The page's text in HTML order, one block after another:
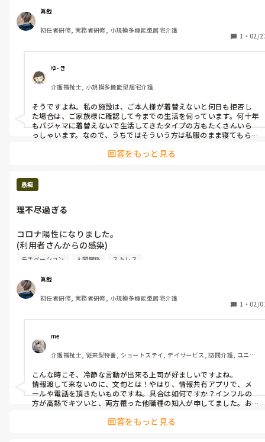
嫌なお局がいないところもありますよ🎵
異動先が良いところでありますように☺️
「自己選択、自己決定」をして貰ってると。
他の方が僕の居ない時に勝手に着替えさせて
夜勤中に転倒リスクある方が
不穏で寝れなかった事も報告したけれど
「皆が出来てるのに」と言われました。
無理矢理着替えさせる方が虐待じゃないですか？
自己選択、自己決定をさせないで
職員の意思だけでやって、
その利用者さんの「尊厳」はどこに行くんでしょうか。
眞哉
初任者研修, 実務者研修, 小規模多機能型居宅介護
1 ・ 02/
ゆ-き
介護福祉士, 小規模多機能型居宅介護
そうですよね。私の施設は、ご本人様が着替えないと何日も拒否し
た場合は、ご家族様に確認して今までの生活を伺っています。何十年
もパジャマに着替えないで生活してきたタイプの方もたくさんいら
っしゃいます。なので、うちではそういう方は私服のまま寝てもらっ
回答をもっと見る
愚痴
理不尽過ぎる
コロナ陽性になりました。
(利用者さんからの感染)
現状報告をしろと普段から言う上司に
「コロナアピールしてくるな！俺の休みの日にまで💢💢９日まで
休みにしてるから💢💢」と怒鳴られ電話切られました。
休みにしてくれてる事を知ってたら報告しねーわ💢💢
モチベーション 人間関係 ストレス
眞哉
初任者研修, 実務者研修, 小規模多機能型居宅介護
1 ・ 02/
me
介護福祉士, 従来型特養, ショートステイ, デイサービス, 訪問介護, ユニッ
こんな時こそ、冷静な言動が出来る上司が好ましいですよね。
情報渡して来ないのに、文句とは！やはり、情報共有アプリで、メ
ールや電話を頂きたいものですね。具合は如何ですか？インフルの
方が高熱でキツいと、両方罹った他職種の知人が申してました。お
回答をもっと見る